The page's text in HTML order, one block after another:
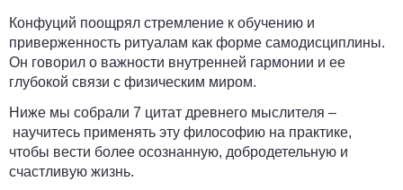
Конфуций поощрял стремление к обучению и
приверженность ритуалам как форме самодисциплины.
Он говорил о важности внутренней гармонии и ее
глубокой связи с физическим миром.
Ниже мы собрали 7 цитат древнего мыслителя –
научитесь применять эту философию на практике,
чтобы вести более осознанную, добродетельную и
счастливую жизнь.